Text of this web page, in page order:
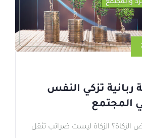
ربانية تزكي النفس
المجتمع
الزكاة؟ الزكاة ليست ضرائب تثقل